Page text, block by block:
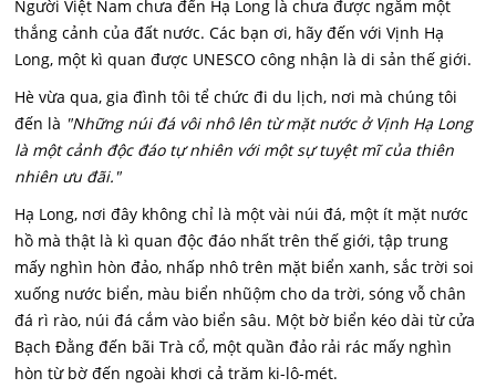
Người Việt Nam chưa đến Hạ Long là chưa được ngắm một
thắng cảnh của đất nước. Các bạn ơi, hãy đến với Vịnh Hạ
Long, một kì quan được UNESCO công nhận là di sản thế giới.
Hè vừa qua, gia đình tôi tể chức đi du lịch, nơi mà chúng tôi
đến là "Những núi đá vôi nhô lên từ mặt nước ở Vịnh Hạ Long
là một cảnh độc đáo tự nhiên với một sự tuyệt mĩ của thiên
nhiên ưu đãi."
Hạ Long, nơi đây không chỉ là một vài núi đá, một ít mặt nước
hồ mà thật là kì quan độc đáo nhất trên thế giới, tập trung
mấy nghìn hòn đảo, nhấp nhô trên mặt biển xanh, sắc trời soi
xuống nước biển, màu biển nhũộm cho da trời, sóng vỗ chân
đá rì rào, núi đá cắm vào biển sâu. Một bờ biển kéo dài từ cửa
Bạch Đằng đến bãi Trà cổ, một quần đảo rải rác mấy nghìn
hòn từ bờ đến ngoài khơi cả trăm ki-lô-mét.